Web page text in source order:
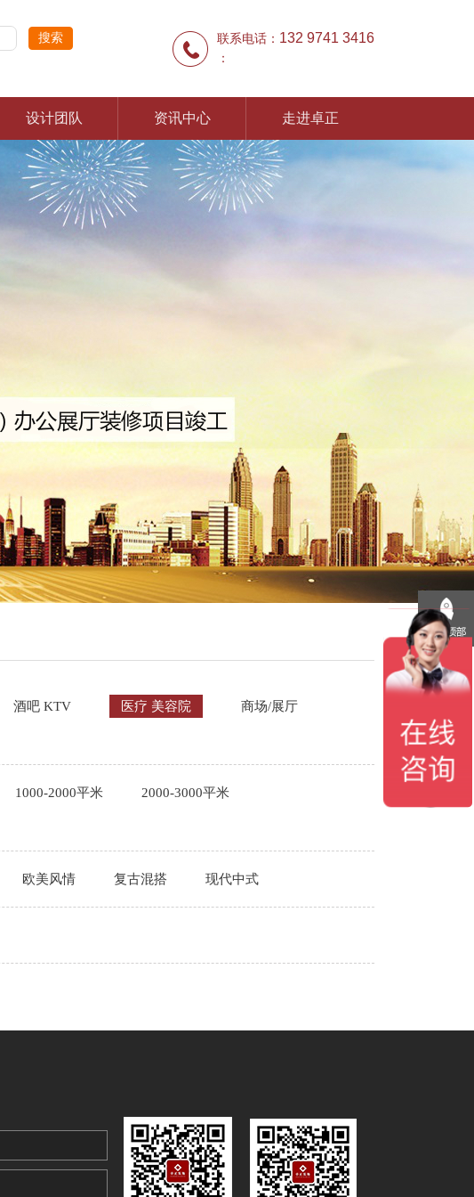
联系电话： 132 9741 3416
：
设计团队 资讯中心 走进卓正
酒吧 KTV 医疗 美容院 商场/展厅
1000-2000平米 2000-3000平米
欧美风情 复古混搭 现代中式